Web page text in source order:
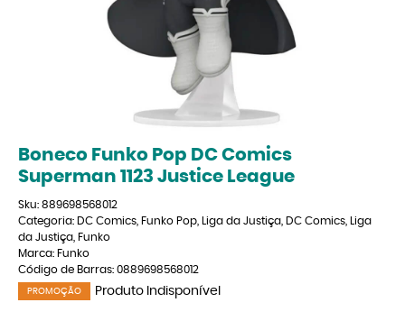
Boneco Funko Pop DC Comics
Superman 1123 Justice League
Sku: 889698568012
Categoria: DC Comics Funko Pop Liga da Justiça DC Comics
Liga
da Justiça Funko
Marca: Funko
Código de Barras: 0889698568012
PROMOÇÃO Produto Indisponível